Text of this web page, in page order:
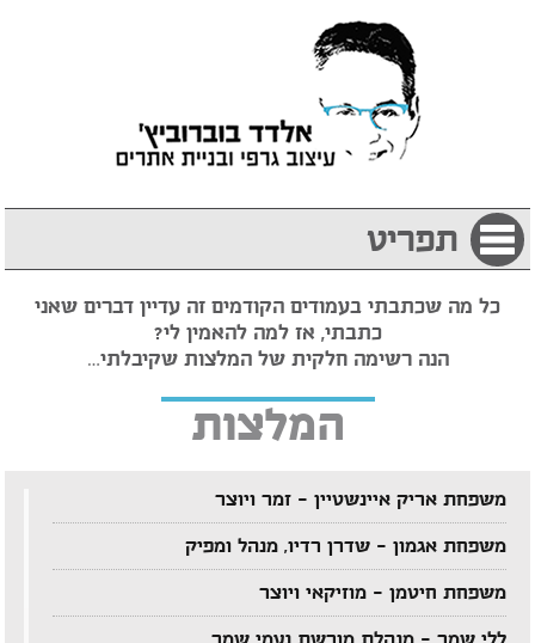
תפריט
כל מה שכתבתי בעמודים הקודמים זה עדיין דברים שאני
כתבתי, אז למה להאמין לי?
הנה רשימה חלקית של המלצות שקיבלתי…
המלצות
משפחת אריק איינשטיין – זמר ויוצר
משפחת אגמון – שדרן רדיו, מנהל ומפיק
משפחת חיטמן – מוזיקאי ויוצר